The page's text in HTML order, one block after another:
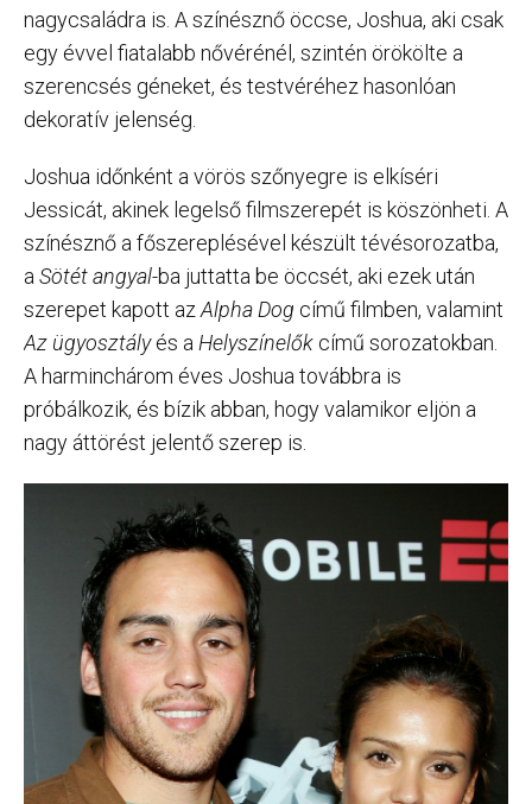
nagycsaládra is. A színésznő öccse, Joshua, aki csak
egy évvel fiatalabb nővérénél, szintén örökölte a
szerencsés géneket, és testvéréhez hasonlóan
dekoratív jelenség.
Joshua időnként a vörös szőnyegre is elkíséri
Jessicát, akinek legelső filmszerepét is köszönheti. A
színésznő a főszereplésével készült tévésorozatba,
a Sötét angyal-ba juttatta be öccsét, aki ezek után
szerepet kapott az Alpha Dog című filmben, valamint
Az ügyosztályés a Helyszínelők című sorozatokban.
A harminchárom éves Joshua továbbra is
próbálkozik, és bízik abban, hogy valamikor eljön a
nagy áttörést jelentő szerep is.